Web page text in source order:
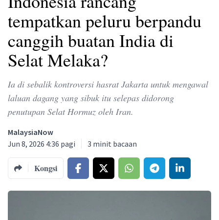
tempatkan peluru berpandu
canggih buatan India di
Selat Melaka?
Ia di sebalik kontroversi hasrat Jakarta untuk mengawal
laluan dagang yang sibuk itu selepas didorong
penutupan Selat Hormuz oleh Iran.
MalaysiaNow
Jun 8, 2026 4:36 pagi
3 minit bacaan
Kongsi